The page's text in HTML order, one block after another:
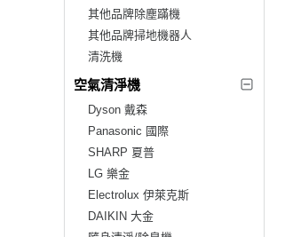
其他品牌除塵蹣機
其他品牌掃地機器人
清洗機
空氣清淨機
Dyson 戴森
Panasonic 國際
SHARP 夏普
LG 樂金
Electrolux 伊萊克斯
DAIKIN 大金